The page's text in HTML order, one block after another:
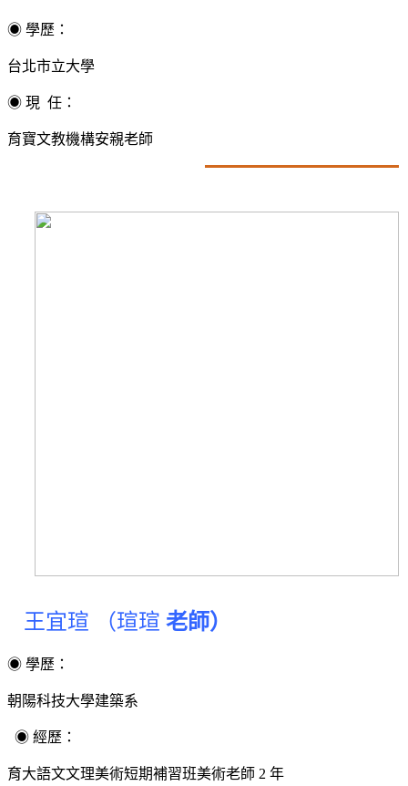
◉ 學歷：
台北市立大學
◉ 現 任：
育寶文教機構安親老師
王宜瑄 （瑄瑄 老師）
◉ 學歷：
朝陽科技大學建築系
◉ 經歷：
育大語文文理美術短期補習班美術老師 2 年